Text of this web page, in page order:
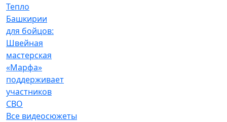
Тепло
Башкирии
для бойцов:
Швейная
мастерская
«Марфа»
поддерживает
участников
СВО
Все видеосюжеты